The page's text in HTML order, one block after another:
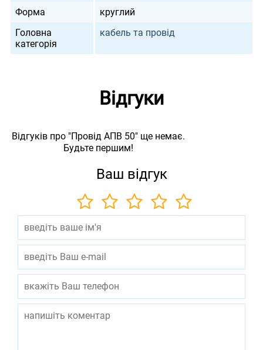
Форма
круглий
Головна
категорія
кабель та провід
Відгуки
Відгуків про "Провід АПВ 50" ще немає.
Будьте першим!
Ваш відгук